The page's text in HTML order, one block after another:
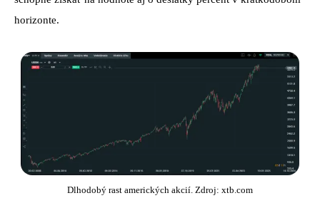
horizonte.
Dlhodobý rast amerických akcií. Zdroj: xtb.com